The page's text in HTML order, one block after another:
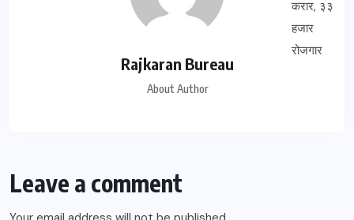
Rajkaran Bureau
About Author
Leave a comment